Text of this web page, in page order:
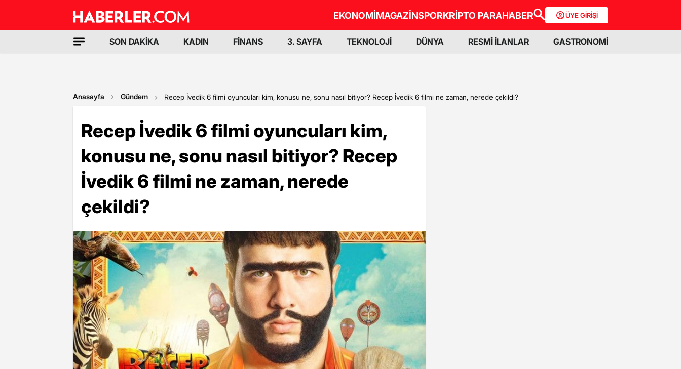
EKONOMİMAGAZİNSPORKRİPTO PARAHABER ÜYE GİRİŞİ
SON DAKİKA KADIN FİNANS 3. SAYFA TEKNOLOJİ DÜNYA RESMİ İLANLAR GASTRONOMİ
Anasayfa Gündem Recep İvedik 6 filmi oyuncuları kim, konusu ne, sonu nasıl bitiyor? Recep İvedik 6 filmi ne zaman, nerede çekildi?
Recep İvedik 6 filmi oyuncuları kim,
konusu ne, sonu nasıl bitiyor? Recep
İvedik 6 filmi ne zaman, nerede
çekildi?